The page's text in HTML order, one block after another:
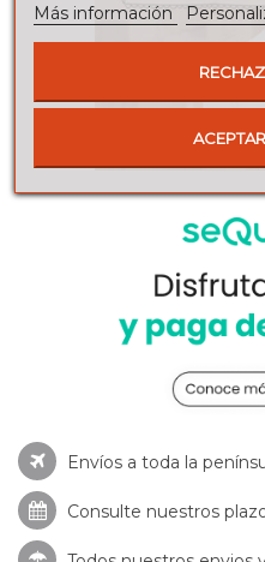
Envíos a toda la
Consulte nuestros
Más información